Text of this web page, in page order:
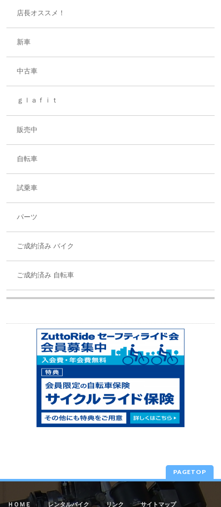
店長オススメ！
新車
中古車
ｇｌａｆｉｔ
販売中
自転車
試乗車
パーツ
ご成約済み バイク
ご成約済み 自転車
PAGETOP
ＨＯＭＥ レンタルバイク リンク サイトマップ